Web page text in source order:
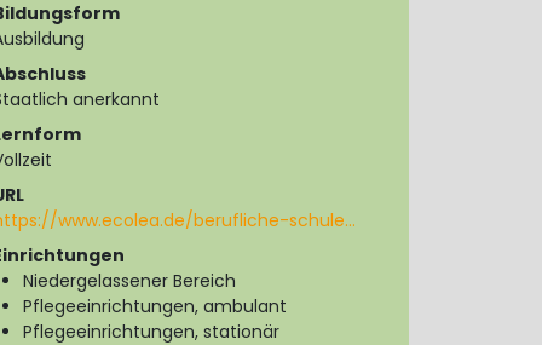
anerkannt
www.ecolea.de/berufliche-schule…
Niedergelassener Bereich
Pflegeeinrichtungen, ambulant
Pflegeeinrichtungen, stationär